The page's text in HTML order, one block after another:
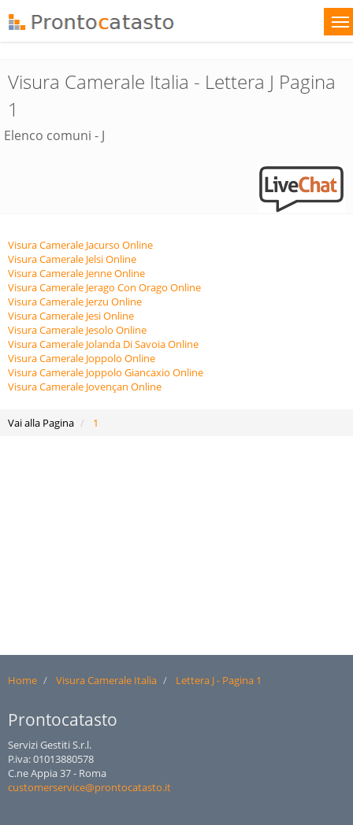
Visura Camerale Italia - Lettera J Pagina
1
Elenco comuni - J
Visura Camerale Jacurso Online
Visura Camerale Jelsi Online
Visura Camerale Jenne Online
Visura Camerale Jerago Con Orago Online
Visura Camerale Jerzu Online
Visura Camerale Jesi Online
Visura Camerale Jesolo Online
Visura Camerale Jolanda Di Savoia Online
Visura Camerale Joppolo Online
Visura Camerale Joppolo Giancaxio Online
Visura Camerale Jovençan Online
Vai alla Pagina 1
Home Visura Camerale Italia Lettera J - Pagina 1
Prontocatasto
Servizi Gestiti S.r.l.
P.iva: 01013880578
C.ne Appia 37 - Roma
customerservice@prontocatasto.it